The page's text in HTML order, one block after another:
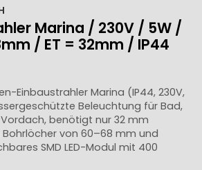
Marina / 230V / 5W /
/ ET = 32mm / IP44
Einbaustrahler Marina (IP44, 230V,
Beleuchtung für Bad,
benötigt nur 32 mm
von 60–68 mm und
SMD LED-Modul mit 400